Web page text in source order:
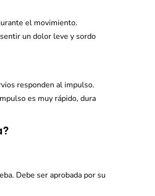
el movimiento.
un dolor leve y sordo
responden al impulso.
es muy rápido, dura
Debe ser aprobada por su